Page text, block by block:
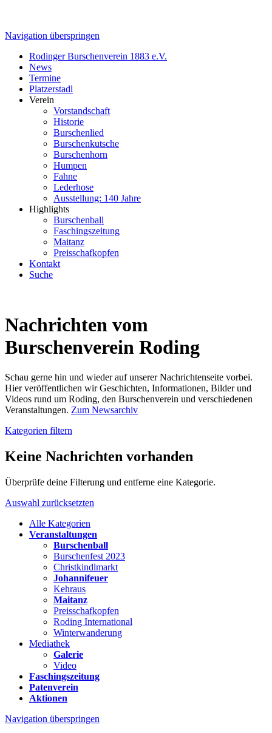
Navigation überspringen
Rodinger Burschenverein 1883 e.V.
News
Termine
Platzerstadl
Verein
Vorstandschaft
Historie
Burschenlied
Burschenkutsche
Burschenhorn
Humpen
Fahne
Lederhose
Ausstellung: 140 Jahre
Highlights
Burschenball
Faschingszeitung
Maitanz
Preisschafkopfen
Kontakt
Suche
Nachrichten vom
Burschenverein Roding
Schau gerne hin und wieder auf unserer Nachrichtenseite vorbei.
Hier veröffentlichen wir Geschichten, Informationen, Bilder und
Videos rund um Roding, den Burschenverein und verschiedenen
Veranstaltungen. Zum Newsarchiv
Kategorien filtern
Keine Nachrichten vorhanden
Überprüfe deine Filterung und entferne eine Kategorie.
Auswahl zurücksetzten
Alle Kategorien
Veranstaltungen
Burschenball
Burschenfest 2023
Christkindlmarkt
Johannifeuer
Kehraus
Maitanz
Preisschafkopfen
Roding International
Winterwanderung
Mediathek
Galerie
Video
Faschingszeitung
Patenverein
Aktionen
Navigation überspringen